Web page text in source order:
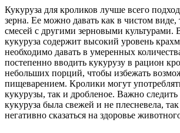
Кукуруза для кроликов лучше всего
зерна. Ее можно давать как в чистом виде,
смесей с другими зерновыми культурами.
кукуруза содержит высокий уровень
необходимо давать в умеренных
постепенно вводить кукурузу в рацион
небольших порций, чтобы избежать
пищеварением. Кролики могут
кукурузы, так и дробленое. Важно следить
кукуруза была свежей и не плесневела,
негативно сказаться на здоровье